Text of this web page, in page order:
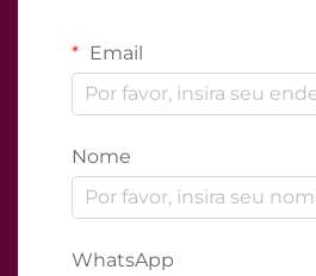
Email
Nome
WhatsApp